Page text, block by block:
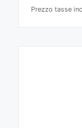
Prezzo tasse